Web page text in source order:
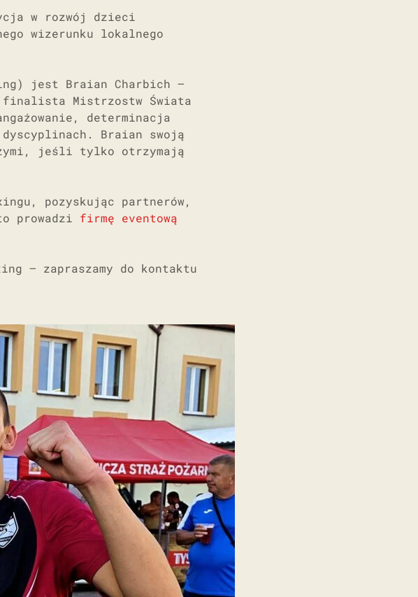
w rozwój dzieci
wizerunku lokalnego
jest Braian Charbich –
finalista Mistrzostw Świata
determinacja
Braian swoją
jeśli tylko otrzymają
pozyskując partnerów,
prowadzi firmę eventową
– zapraszamy do kontaktu